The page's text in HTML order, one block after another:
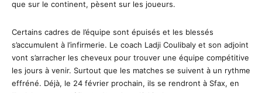
que sur le continent, pèsent sur les joueurs.
Certains cadres de l’équipe sont épuisés et les blessés
s’accumulent à l’infirmerie. Le coach Ladji Coulibaly et son adjoint
vont s’arracher les cheveux pour trouver une équipe compétitive
les jours à venir. Surtout que les matches se suivent à un rythme
effréné. Déjà, le 24 février prochain, ils se rendront à Sfax, en